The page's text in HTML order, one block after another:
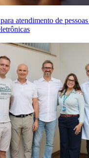
atendimento de